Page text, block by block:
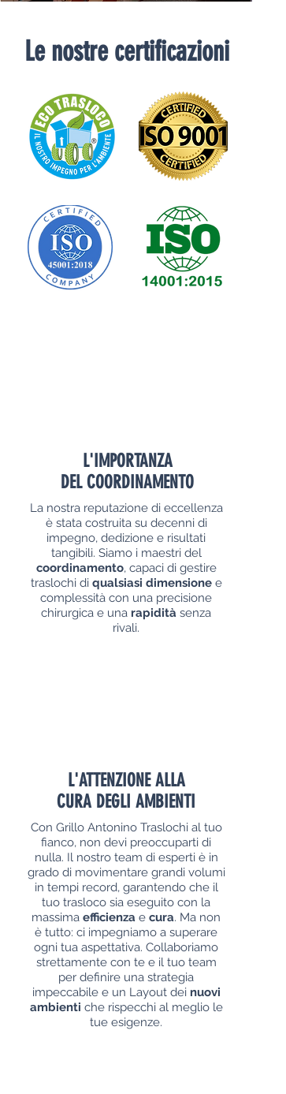
Le nostre certificazioni
L'IMPORTANZA
DEL COORDINAMENTO
La nostra reputazione di eccellenza
è stata costruita su decenni di
impegno, dedizione e risultati
tangibili. Siamo i maestri del
coordinamento, capaci di gestire
traslochi di qualsiasi dimensionee
complessità con una precisione
chirurgica e una rapidità senza
rivali.
L'ATTENZIONE ALLA
CURA DEGLI AMBIENTI
Con Grillo Antonino Traslochi al tuo
fianco, non devi preoccuparti di
nulla. Il nostro team di esperti è in
grado di movimentare grandi volumi
in tempi record, garantendo che il
tuo trasloco sia eseguito con la
massima efficienza e cura. Ma non
è tutto: ci impegniamo a superare
ogni tua aspettativa. Collaboriamo
strettamente con te e il tuo team
per definire una strategia
impeccabile e un Layout dei nuovi
ambienti che rispecchi al meglio le
tue esigenze.